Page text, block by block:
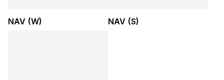
NAV (W) NAV (S)